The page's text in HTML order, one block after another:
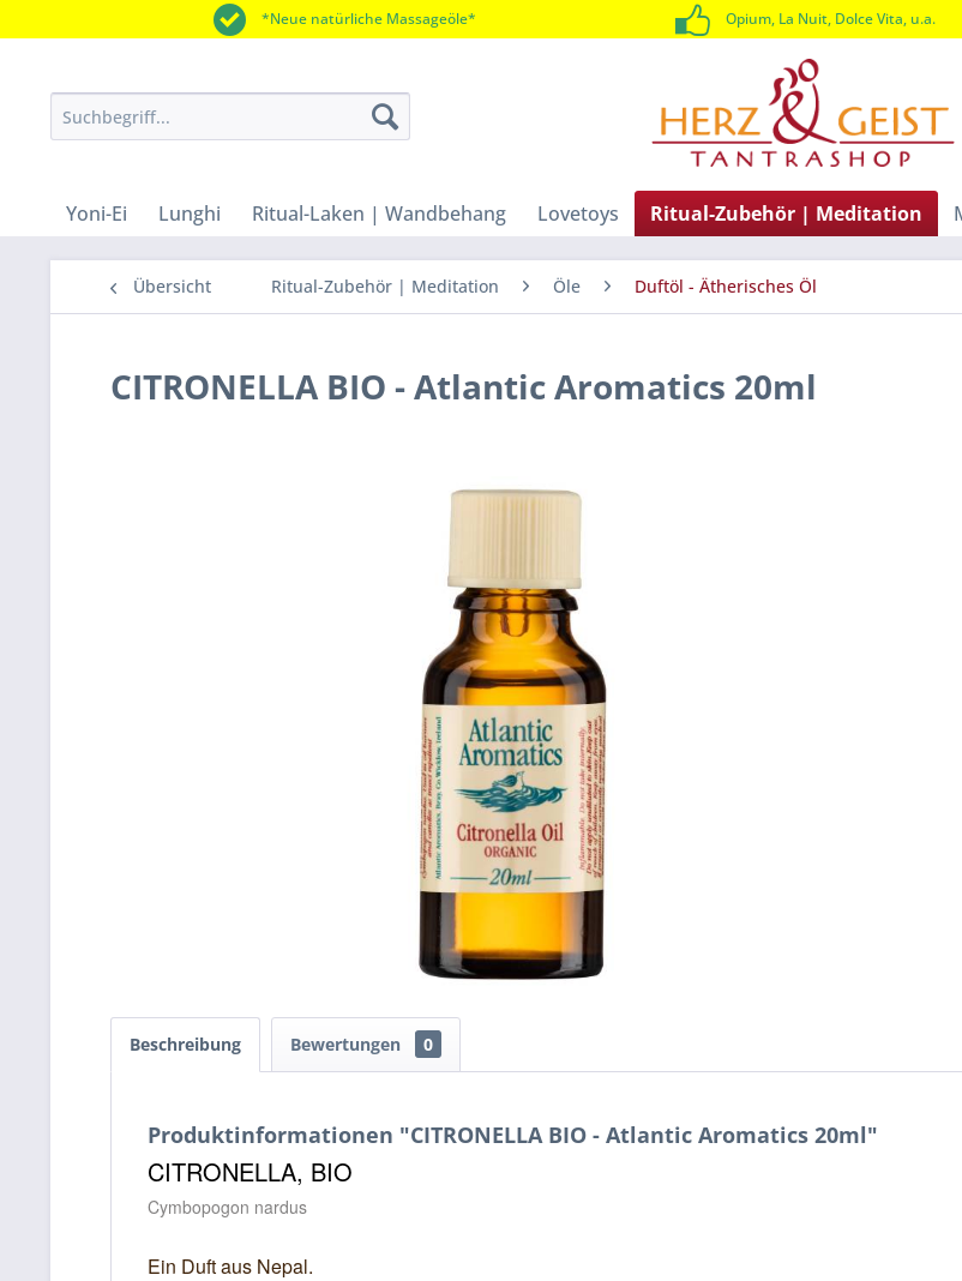
*Neue natürliche Massageöle* Opium, La Nuit, Dolce Vita, u.a.
Yoni-Ei Lunghi Ritual-Laken | Wandbehang Lovetoys Ritual-Zubehör | Meditation
Übersicht Ritual-Zubehör | Meditation Öle Duftöl - Ätherisches Öl
CITRONELLA BIO - Atlantic Aromatics 20ml
Beschreibung Bewertungen 0
Produktinformationen "CITRONELLA BIO - Atlantic Aromatics 20ml"
CITRONELLA, BIO
Cymbopogon nardus
Ein Duft aus Nepal.